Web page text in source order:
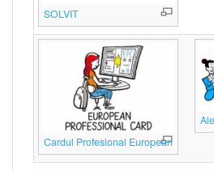
SOLVIT
Cardul Profesional European